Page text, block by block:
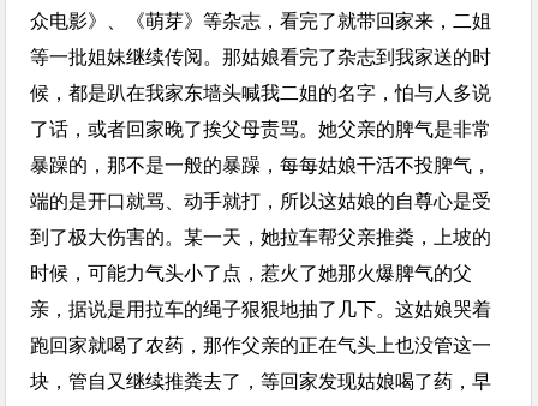
众电影》、《萌芽》等杂志，看完了就带回家来，二姐
等一批姐妹继续传阅。那姑娘看完了杂志到我家送的时
候，都是趴在我家东墙头喊我二姐的名字，怕与人多说
了话，或者回家晚了挨父母责骂。她父亲的脾气是非常
暴躁的，那不是一般的暴躁，每每姑娘干活不投脾气，
端的是开口就骂、动手就打，所以这姑娘的自尊心是受
到了极大伤害的。某一天，她拉车帮父亲推粪，上坡的
时候，可能力气头小了点，惹火了她那火爆脾气的父
亲，据说是用拉车的绳子狠狠地抽了几下。这姑娘哭着
跑回家就喝了农药，那作父亲的正在气头上也没管这一
块，管自又继续推粪去了，等回家发现姑娘喝了药，早